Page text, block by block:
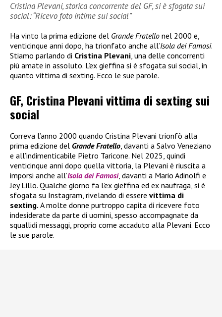
Cristina Plevani, storica concorrente del GF, si è sfogata sui
social: “Ricevo foto intime sui social”
Ha vinto la prima edizione del Grande Fratello nel 2000 e,
venticinque anni dopo, ha trionfato anche all’Isola dei Famosi.
Stiamo parlando di Cristina Plevani, una delle concorrenti
più amate in assoluto. L’ex gieffina si è sfogata sui social, in
quanto vittima di sexting. Ecco le sue parole.
GF, Cristina Plevani vittima di sexting sui
social
Correva l’anno 2000 quando Cristina Plevani trionfò alla
prima edizione del Grande Fratello, davanti a Salvo Veneziano
e all’indimenticabile Pietro Taricone. Nel 2025, quindi
venticinque anni dopo quella vittoria, la Plevani è riuscita a
imporsi anche all’Isola dei Famosi, davanti a Mario Adinolfi e
Jey Lillo. Qualche giorno fa l’ex gieffina ed ex naufraga, si è
sfogata su Instagram, rivelando di essere vittima di
sexting. A molte donne purtroppo capita di ricevere foto
indesiderate da parte di uomini, spesso accompagnate da
squallidi messaggi, proprio come accaduto alla Plevani. Ecco
le sue parole.